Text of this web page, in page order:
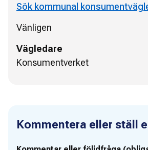
Sök kommunal
Vänligen
Vägledare
Konsumentverket
Kommentera eller ställ